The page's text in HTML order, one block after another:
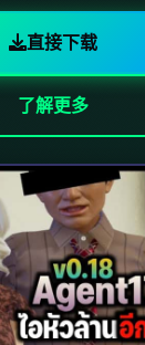
直接下载
了解更多